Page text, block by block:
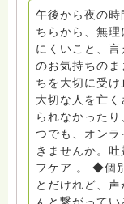
員、女性支援員
サポートをしています。 ◆一般社団
ともしび』理事
金・昼夜2回開催（大阪
00〜 お問い合
のご支援により
お願いします。 ゆうちょ銀行 口座番号 普通408-
6452769 一般社団法人グリーフケアともしび ◆『ビハ
ーラサロン おし
山代表 居場所
午後から夜の
ちらから、無
にくいこと、
のお気持ちの
ちを大切に受
大切な人を亡
られなかった
つでも、オン
きませんか。
フケア 。 ◆個
とだけれど、